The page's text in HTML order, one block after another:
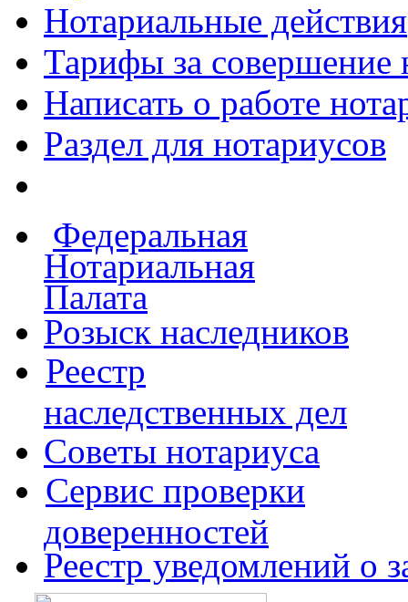
Нотариальные действия
Тарифы за совершение
Написать о работе
Раздел для нотариусов
Федеральная
Нотариальная
Палата
Розыск наследников
Реестр
наследственных дел
Советы нотариуса
Сервис проверки
доверенностей
Реестр уведомлений о